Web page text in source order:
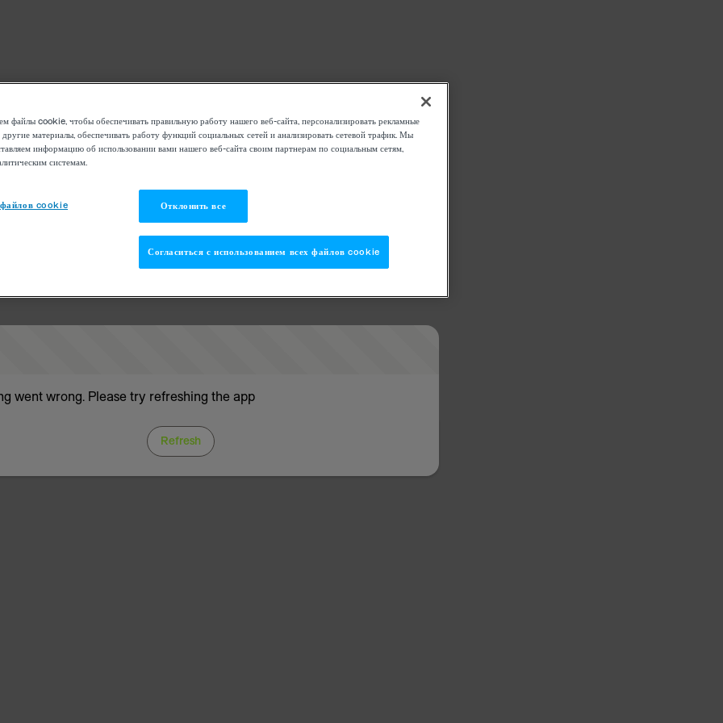
went wrong. Please try refreshing the app
Refresh
файлы cookie, чтобы обеспечивать правильную работу нашего веб-сайта, персонализировать рекламные
другие материалы, обеспечивать работу функций социальных сетей и анализировать сетевой трафик. Мы
информацию об использовании вами нашего веб-сайта своим партнерам по социальным сетям,
системам.
cookie Отклонить все
Согласиться с использованием всех файлов cookie